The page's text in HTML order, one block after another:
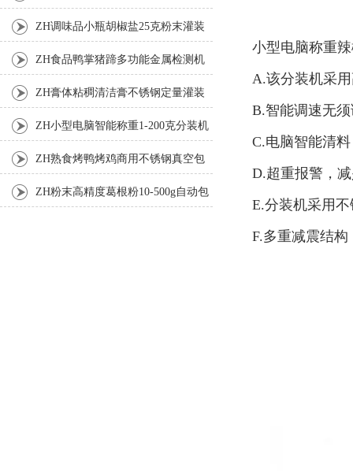
小型电脑称重
A.该分装机采
B.智能调速无
C.电脑智能清
D.超重报警，
E.分装机采用
F.多重减震结
装机 ZH调味品小瓶胡椒盐25克粉末灌装
ZH食品鸭掌猪蹄多功能金属检测机
ZH膏体粘稠清洁膏不锈钢定量灌装
机厂家 ZH小型电脑智能称重1-200克分装机
ZH熟食烤鸭烤鸡商用不锈钢真空包
装机 ZH粉末高精度葛根粉10-500g自动包